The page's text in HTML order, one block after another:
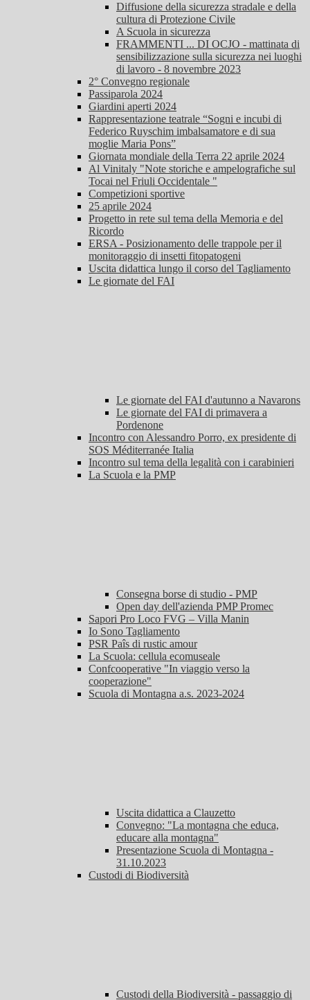
Diffusione della sicurezza stradale e della
cultura di Protezione Civile
A Scuola in sicurezza
FRAMMENTI ... DI OCJO - mattinata di
sensibilizzazione sulla sicurezza nei luoghi
di lavoro - 8 novembre 2023
2° Convegno regionale
Passiparola 2024
Giardini aperti 2024
Rappresentazione teatrale “Sogni e incubi di
Federico Ruyschim imbalsamatore e di sua
moglie Maria Pons”
Giornata mondiale della Terra 22 aprile 2024
Al Vinitaly "Note storiche e ampelografiche sul
Tocai nel Friuli Occidentale "
Competizioni sportive
25 aprile 2024
Progetto in rete sul tema della Memoria e del
Ricordo
ERSA - Posizionamento delle trappole per il
monitoraggio di insetti fitopatogeni
Uscita didattica lungo il corso del Tagliamento
Le giornate del FAI
Le giornate del FAI d'autunno a Navarons
Le giornate del FAI di primavera a
Pordenone
Incontro con Alessandro Porro, ex presidente di
SOS Méditerranée Italia
Incontro sul tema della legalità con i carabinieri
La Scuola e la PMP
Consegna borse di studio - PMP
Open day dell'azienda PMP Promec
Sapori Pro Loco FVG – Villa Manin
Io Sono Tagliamento
PSR Paîs di rustic amour
La Scuola: cellula ecomuseale
Confcooperative "In viaggio verso la
cooperazione"
Scuola di Montagna a.s. 2023-2024
Uscita didattica a Clauzetto
Convegno: "La montagna che educa,
educare alla montagna"
Presentazione Scuola di Montagna -
31.10.2023
Custodi di Biodiversità
Custodi della Biodiversità - passaggio di